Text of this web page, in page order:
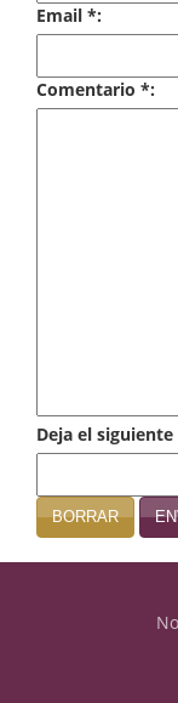
historia
Local
Mafia y espionaje
Email *:
Comentario *:
Deja el
BORRAR